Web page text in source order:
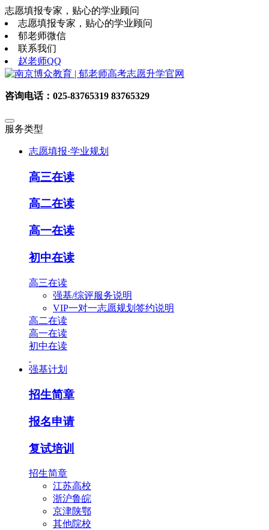
志愿填报专家，贴心的学业顾问
志愿填报专家，贴心的学业顾问
郁老师微信
联系我们
赵老师QQ
咨询电话：025-83765319 83765329
服务类型
志愿填报·学业规划
高三在读
高二在读
高一在读
初中在读
高三在读
强基/综评服务说明
VIP一对一志愿规划签约说明
高二在读
高一在读
初中在读
强基计划
招生简章
报名申请
复试培训
招生简章
江苏高校
浙沪鲁皖
京津陕鄂
其他院校